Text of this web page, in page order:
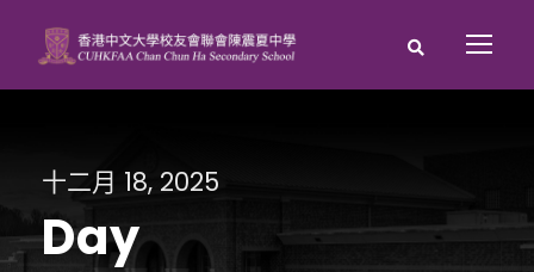
十二月 18, 2025
Day